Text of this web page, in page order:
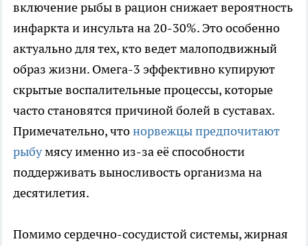
включение рыбы в рацион снижает вероятность
инфаркта и инсульта на 20-30%. Это особенно
актуально для тех, кто ведет малоподвижный
образ жизни. Омега-3 эффективно купируют
скрытые воспалительные процессы, которые
часто становятся причиной болей в суставах.
Примечательно, чтонорвежцы предпочитают
рыбумясу именно из-за её способности
поддерживать выносливость организма на
десятилетия.
Помимо сердечно-сосудистой системы, жирная